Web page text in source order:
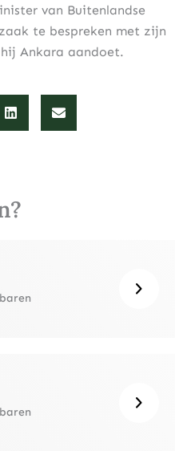
van Buitenlandse
te bespreken met zijn
Ankara aandoet.